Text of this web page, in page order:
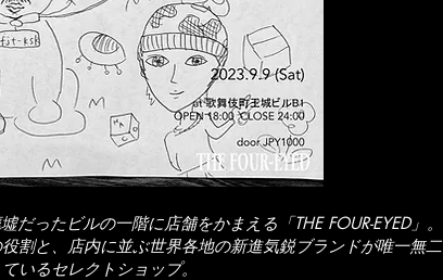
ったビルの一階に店舗をかまえる「THE FOUR-EYED」。
割と、店内に並ぶ世界各地の新進気鋭ブランドが唯一無二
いるセレクトショップ。